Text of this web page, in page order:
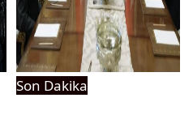
Son Dakika